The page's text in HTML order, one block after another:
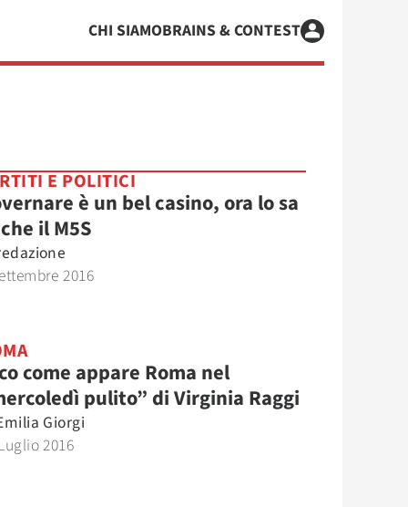
CHI SIAMOBRAINS & CONTEST
E POLITICI
è un bel casino, ora lo sa
il M5S
2016
come appare Roma nel
pulito” di Virginia Raggi
Giorgi
2016